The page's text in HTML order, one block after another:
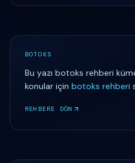
BOTOKS
Bu yazı botoks rehberi
konular için botoks rehberi
REHBERE DÖN